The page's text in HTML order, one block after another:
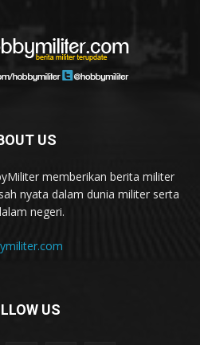
US
memberikan berita militer
nyata dalam dunia militer serta
negeri.
US